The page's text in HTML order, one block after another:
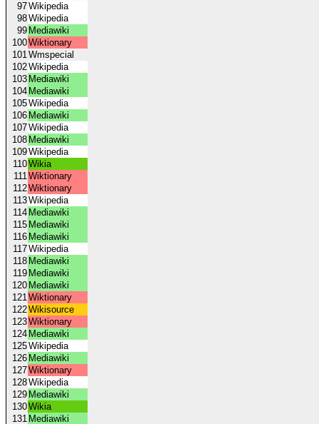
97Wikipedia
98Wikipedia
99 Mediawiki
100Wiktionary
101Wmspecial
102Wikipedia
103 Mediawiki
104 Mediawiki
105Wikipedia
106 Mediawiki
107Wikipedia
108 Mediawiki
109Wikipedia
110Wikia
111Wiktionary
112Wiktionary
113Wikipedia
114 Mediawiki
115 Mediawiki
116 Mediawiki
117Wikipedia
118 Mediawiki
119 Mediawiki
120 Mediawiki
121Wiktionary
122Wikisource
123Wiktionary
124 Mediawiki
125Wikipedia
126 Mediawiki
127Wiktionary
128Wikipedia
129 Mediawiki
130Wikia
131 Mediawiki